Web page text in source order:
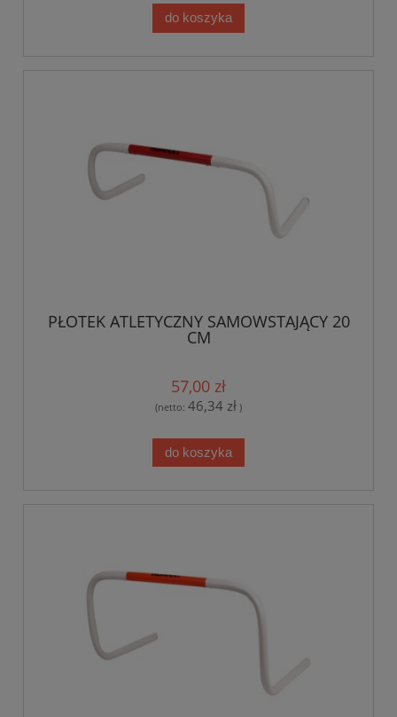
do koszyka
PŁOTEK ATLETYCZNY SAMOWSTAJĄCY 20
CM
57,00 zł
(netto: 46,34 zł )
do koszyka